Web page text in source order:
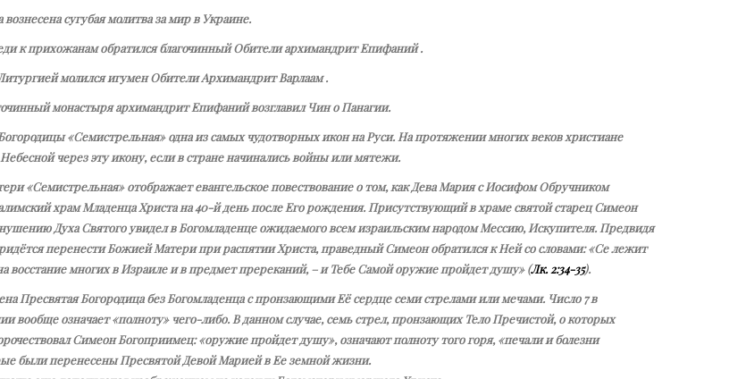
сугубая молитва за мир в Украине.
к прихожанам обратился благочинный Обители архимандрит Епифаний .
молился игумен Обители Архимандрит Варлаам .
монастыря архимандрит Епифаний возглавил Чин о Панагии.
«Семистрельная» одна из самых чудотворных икон на Руси. На протяжении многих веков христиане
через эту икону, если в стране начинались войны или мятежи.
«Семистрельная» отображает евангельское повествование о том, как Дева Мария с Иосифом Обручником
храм Младенца Христа на 40-й день после Его рождения. Присутствующий в храме святой старец Симеон
Духа Святого увидел в Богомладенце ожидаемого всем израильским народом Мессию, Искупителя. Предвидя
перенести Божией Матери при распятии Христа, праведный Симеон обратился к Ней со словами: «Се лежит
восстание многих в Израиле и в предмет пререканий, – и Тебе Самой оружие пройдет душу» (Лк. 2:34-35).
Пресвятая Богородица без Богомладенца с пронзающими Её сердце семи стрелами или мечами. Число 7 в
вообще означает «полноту» чего-либо. В данном случае, семь стрел, пронзающих Тело Пречистой, о которых
Симеон Богоприимец: «оружие пройдет душу», означают полноту того горя, «печали и болезни
были перенесены Пресвятой Девой Марией в Ее земной жизни.